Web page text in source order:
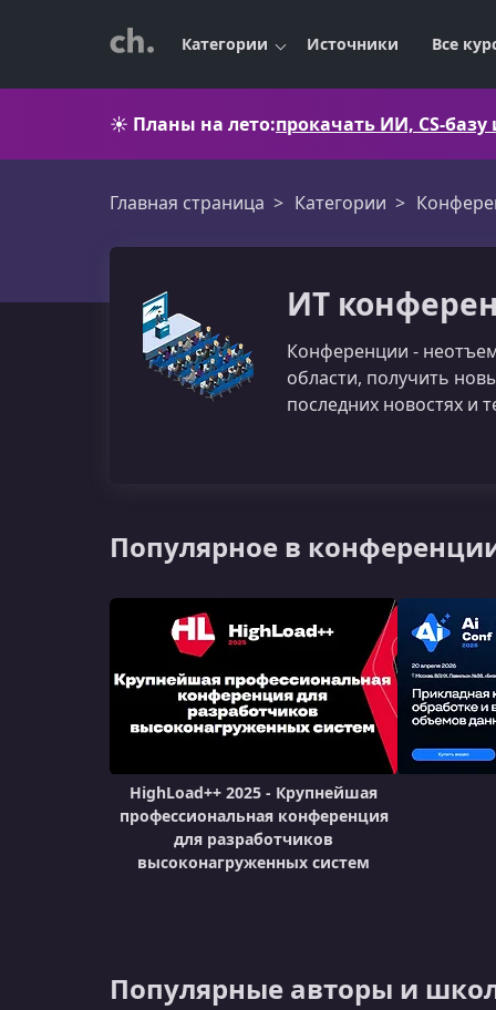
Категории Источники Все
☀️ Планы на лето:прокачать ИИ, CS-
Главная страница Категории
ИТ
Конференции -
области, получить
последних новостях и
Популярное в
HighLoad++ 2025 - Крупнейшая
профессиональная конференция
для разработчиков
высоконагруженных систем
Популярные авторы и